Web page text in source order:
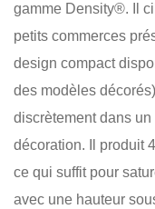
gamme Density®. Il
petits commerces
design compact
des modèles
discrètement dans
décoration. Il produit
ce qui suffit pour
avec une hauteur